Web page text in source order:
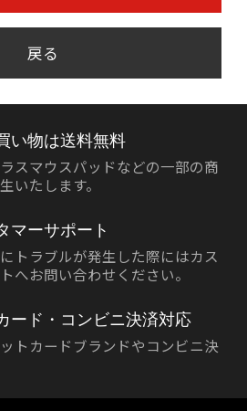
戻る
い物は送料無料
スマウスパッドなどの一部の商
いたします。
マーサポート
トラブルが発生した際にはカス
へお問い合わせください。
ード・コンビニ決済対応
トカードブランドやコンビニ決